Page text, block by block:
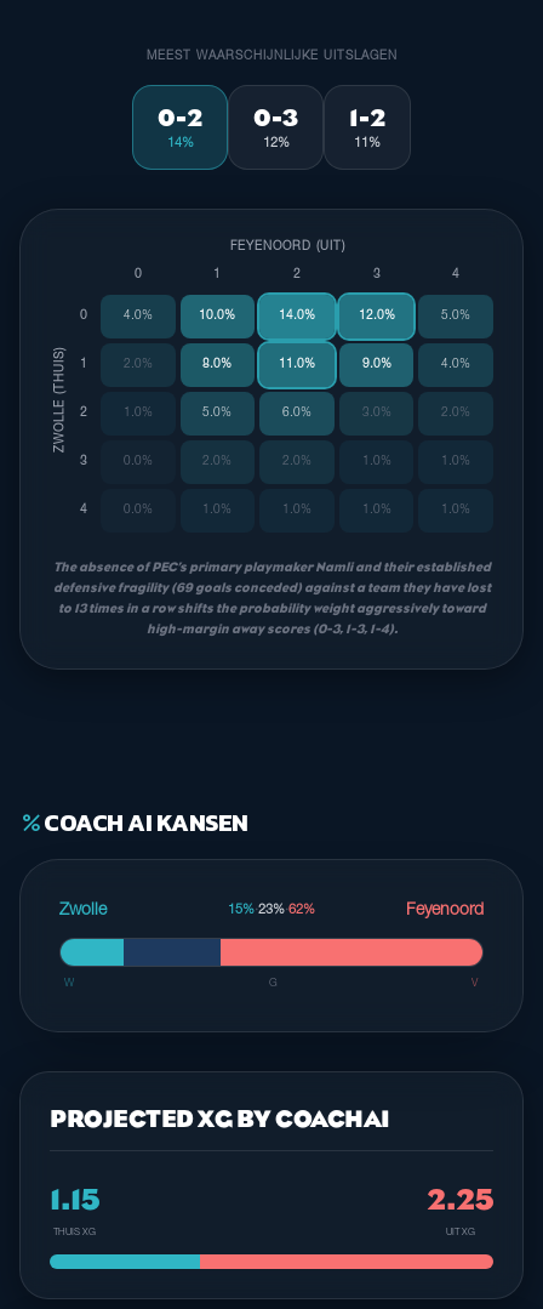
MEEST WAARSCHIJNLIJKE UITSLAGEN
0-2
14%
0-3
12%
1-2
11%
FEYENOORD (UIT)
ZWOLLE (THUIS)
0 1 2 3 4
0 4.0% 10.0% 14.0% 12.0% 5.0%
2.0% 8.0% 11.0% 9.0% 4.0%
2 1.0% 5.0% 6.0% 3.0% 2.0%
3 0.0% 2.0% 2.0% 1.0% 1.0%
4 0.0% 1.0% 1.0% 1.0% 1.0%
The absence of PEC’s primary playmaker Namli and their established
defensive fragility (69 goals conceded) against a team they have lost
to 13 times in a row shifts the probability weight aggressively toward
high-margin away scores (0-3, 1-3, 1-4).
percentCOACH AI KANSEN
Zwolle 15%·23%·62% Feyenoord
W G V
PROJECTED XG BY COACHAI
1.15
THUIS XG
2.25
UIT XG